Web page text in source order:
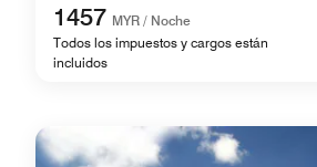
1457 MYR / Noche
Todos los impuestos y cargos están
incluidos